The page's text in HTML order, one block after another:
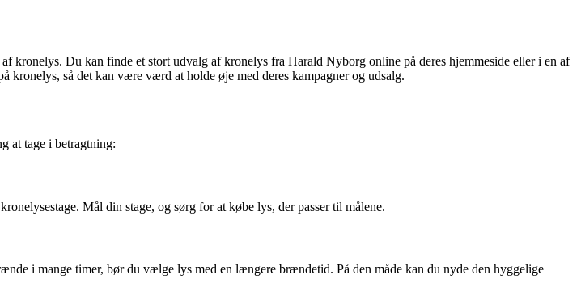
Du kan finde et stort udvalg af kronelys fra Harald Nyborg online på deres hjemmeside eller i en af
så det kan være værd at holde øje med deres kampagner og udsalg.
at tage i betragtning:
Mål din stage, og sørg for at købe lys, der passer til målene.
i mange timer, bør du vælge lys med en længere brændetid. På den måde kan du nyde den hyggelige